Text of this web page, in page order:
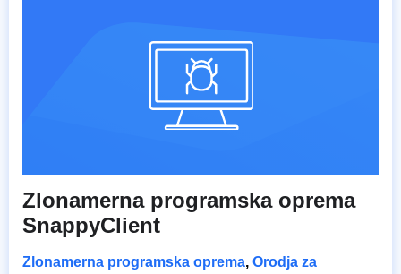
Zlonamerna programska oprema
SnappyClient
Zlonamerna programska oprema, Orodja za